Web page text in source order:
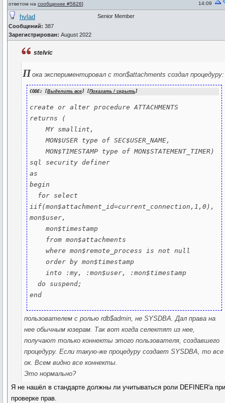
ответом на сообщение #5826]
14:09
hvlad
Сообщений: 387
Зарегистрирован: August 2022
Senior Member
stelvic
Пока экспериментировал с mon$attachments создал процедуру:
CODE: [Выделить все] [Показать / скрыть]
create or alter procedure ATTACHMENTS
returns (
sql security definer
as
begin
iif(mon$attachment_id=current_connection,1,0),
mon$user,
end
пользователем с ролью rdb$admin, не SYSDBA. Дал права на
нее обычным юзерам. Так вот когда селектят из нее,
получают только коннекты этого пользователя, создавшего
процедуру. Если такую-же процедуру создает SYSDBA, то все
ок. Всем видно все коннекты.
Это нормально?
Я не нашёл в стандарте должны ли учитываться роли DEFINER'а
проверке прав.